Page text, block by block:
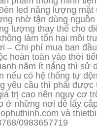
led năng lượng
nhờ tận dùng
lượng thay thế cho
làm tổn hại môi
– Chi phí mua ban
hoàn toàn vào thời
năm ít nắng thì sử
nếu có hệ thống tự
yêu cầu thì phải được
trị cao nên nguy cơ
ở những nơi dễ lấy
và
0983657719